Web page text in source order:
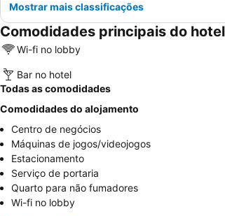
Mostrar mais classificações
Comodidades principais do hotel
Wi-fi no lobby
Bar no hotel
Todas as comodidades
Comodidades do alojamento
Centro de negócios
Máquinas de jogos/videojogos
Estacionamento
Serviço de portaria
Quarto para não fumadores
Wi-fi no lobby